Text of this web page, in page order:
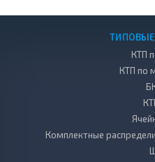
КТП
КТП по
Комплектные